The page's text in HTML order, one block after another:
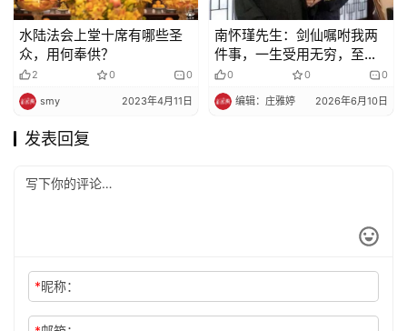
水陆法会上堂十席有哪些圣
众，用何奉供？
2 0 0
smy 2023年4月11日
南怀瑾先生：剑仙嘱咐我两
件事，一生受用无穷，至今
难忘
0 0 0
编辑：庄雅婷 2026年6月10日
发表回复
*昵称：